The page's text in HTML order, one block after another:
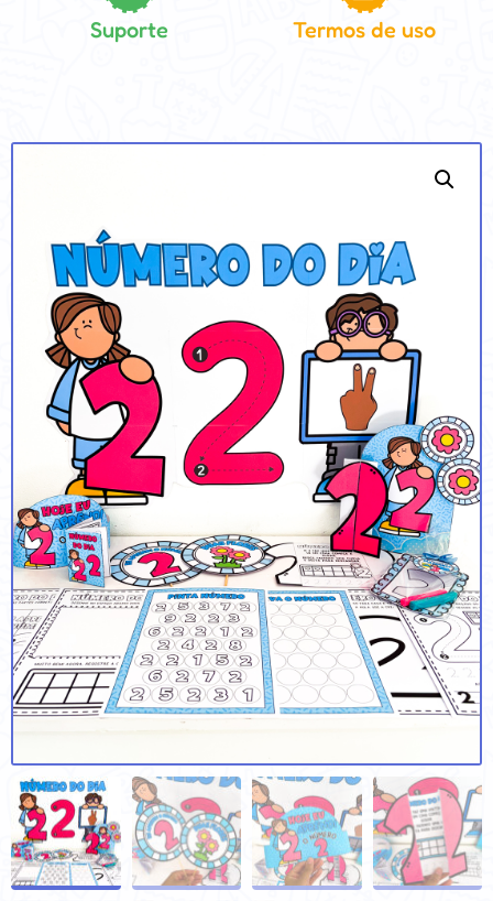
Suporte Termos de uso